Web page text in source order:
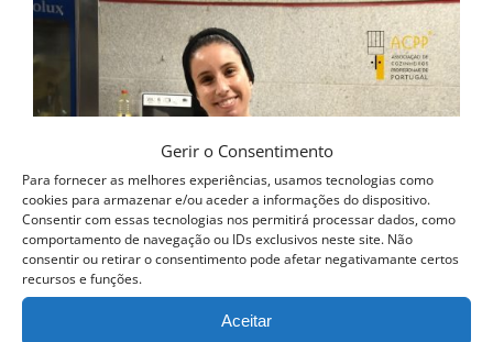
Gerir o Consentimento
Para fornecer as melhores experiências, usamos tecnologias como
cookies para armazenar e/ou aceder a informações do dispositivo.
Consentir com essas tecnologias nos permitirá processar dados, como
comportamento de navegação ou IDs exclusivos neste site. Não
consentir ou retirar o consentimento pode afetar negativamante certos
recursos e funções.
Aceitar